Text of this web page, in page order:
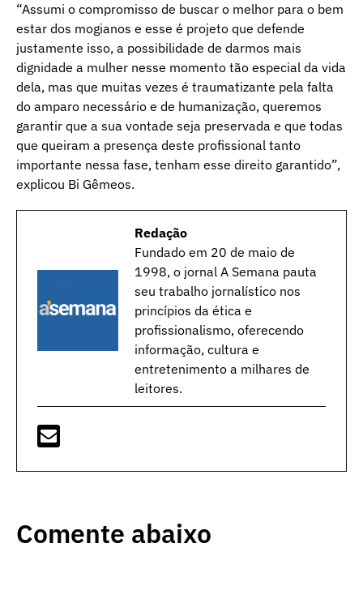
“Assumi o compromisso de buscar o melhor para o bem
estar dos mogianos e esse é projeto que defende
justamente isso, a possibilidade de darmos mais
dignidade a mulher nesse momento tão especial da vida
dela, mas que muitas vezes é traumatizante pela falta
do amparo necessário e de humanização, queremos
garantir que a sua vontade seja preservada e que todas
que queiram a presença deste profissional tanto
importante nessa fase, tenham esse direito garantido”,
explicou Bi Gêmeos.
Redação
Fundado em 20 de maio de
1998, o jornal A Semana pauta
seu trabalho jornalístico nos
princípios da ética e
profissionalismo, oferecendo
informação, cultura e
entretenimento a milhares de
leitores.
Comente abaixo